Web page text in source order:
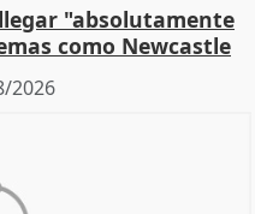
"absolutamente
como Newcastle
2026